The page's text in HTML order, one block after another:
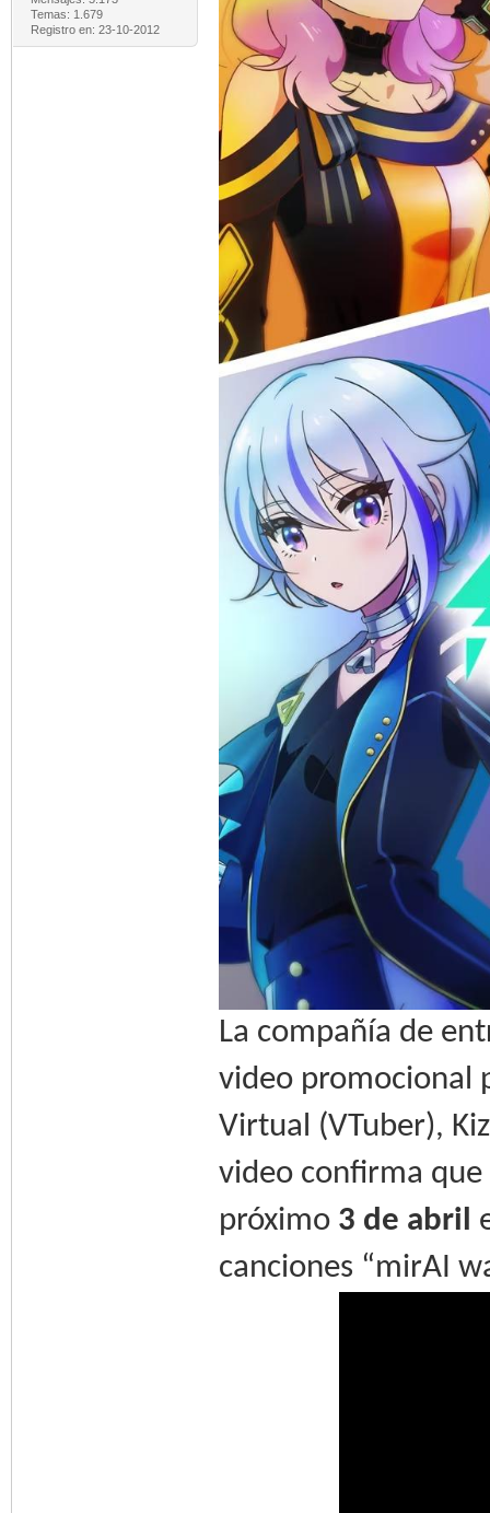
Temas: 1.679
Registro en: 23-10-2012
La compañía de
video promocional
Virtual (VTuber),
video confirma
próximo 3 de abril
canciones “mirAI